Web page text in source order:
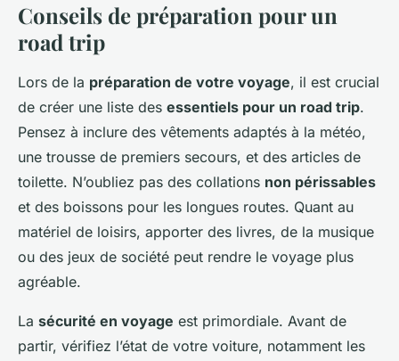
Conseils de préparation pour un
road trip
Lors de la préparation de votre voyage, il est crucial
de créer une liste des essentiels pour un road trip.
Pensez à inclure des vêtements adaptés à la météo,
une trousse de premiers secours, et des articles de
toilette. N’oubliez pas des collations non périssables
et des boissons pour les longues routes. Quant au
matériel de loisirs, apporter des livres, de la musique
ou des jeux de société peut rendre le voyage plus
agréable.
La sécurité en voyage est primordiale. Avant de
partir, vérifiez l’état de votre voiture, notamment les